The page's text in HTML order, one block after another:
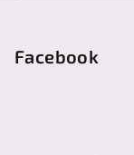
Facebook